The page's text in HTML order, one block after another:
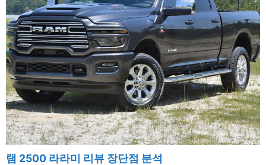
램 2500 라라미 리뷰 장단점 분석